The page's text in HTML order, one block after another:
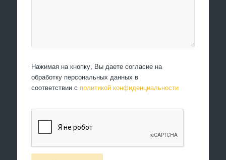
Нажимая на кнопку, Вы даете согласие на
обработку персональных данных в
соответствии с политикой конфиденциальности